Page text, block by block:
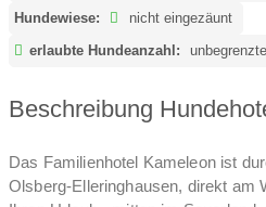
Hundewiese:
nicht eingezäunt
erlaubte Hundeanzahl:
Beschreibung
Das Familienhotel Kameleon ist
Olsberg-Elleringhausen, direkt am